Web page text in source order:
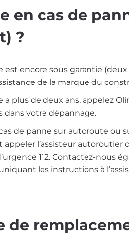
en cas de
?
est encore sous garantie
de la marque du
a plus de deux ans, appelez
dans votre dépannage.
de panne sur autoroute ou
l’assisteur autoroutier
112. Contactez-nous
les instructions à
de